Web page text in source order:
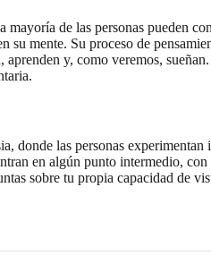
de las personas pueden
su mente. Su proceso de
y, como veremos,
donde las personas experimentan
en algún punto intermedio,
sobre tu propia capacidad de